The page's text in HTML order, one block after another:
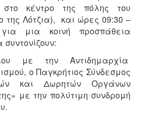
στο κέντρο της πόλης του
της Λότζια), και ώρες 09:30 –
μια κοινή προσπάθεια
με την Αντιδημαρχία
ο Παγκρήτιος Σύνδεσμος
και Δωρητών Οργάνων
με την πολύτιμη συνδρομή